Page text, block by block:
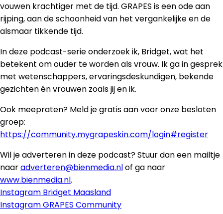
vouwen krachtiger met de tijd. GRAPES is een ode aan
rijping, aan de schoonheid van het vergankelijke en de
alsmaar tikkende tijd.
In deze podcast-serie onderzoek ik, Bridget, wat het
betekent om ouder te worden als vrouw. Ik ga in gesprek
met wetenschappers, ervaringsdeskundigen, bekende
gezichten én vrouwen zoals jij en ik.
Ook meepraten? Meld je gratis aan voor onze besloten
groep:
https://community.mygrapeskin.com/login#register
Wil je adverteren in deze podcast? Stuur dan een mailtje
naaradverteren@bienmedia.nlof ga naar
www.bienmedia.nl.
Instagram Bridget Maasland
Instagram GRAPES Community